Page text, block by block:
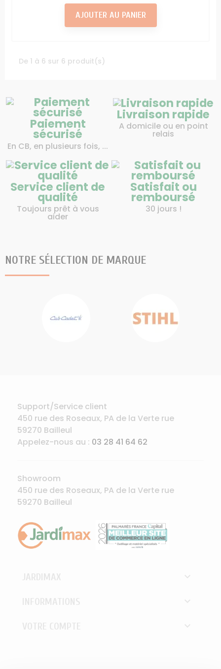
AJOUTER AU PANIER
De 1 à 6 sur 6 produit(s)
Paiement
sécurisé
En CB, en plusieurs fois, ...
Livraison rapide
A domicile ou en point
relais
Service client de
qualité
Toujours prêt à vous
aider
Satisfait ou
remboursé
30 jours !
NOTRE SÉLECTION DE MARQUE
Support/Service client
450 rue des Roseaux, PA de la Verte rue
59270 Bailleul
Appelez-nous au : 03 28 41 64 62
Showroom
450 rue des Roseaux, PA de la Verte rue
59270 Bailleul


